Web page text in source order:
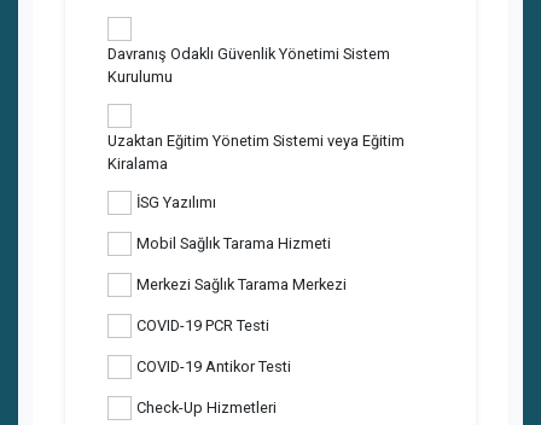
Davranış Odaklı Güvenlik Yönetimi Sistem
Kurulumu
Uzaktan Eğitim Yönetim Sistemi veya Eğitim
Kiralama
İSG Yazılımı
Mobil Sağlık Tarama Hizmeti
Merkezi Sağlık Tarama Merkezi
COVID-19 PCR Testi
COVID-19 Antikor Testi
Check-Up Hizmetleri